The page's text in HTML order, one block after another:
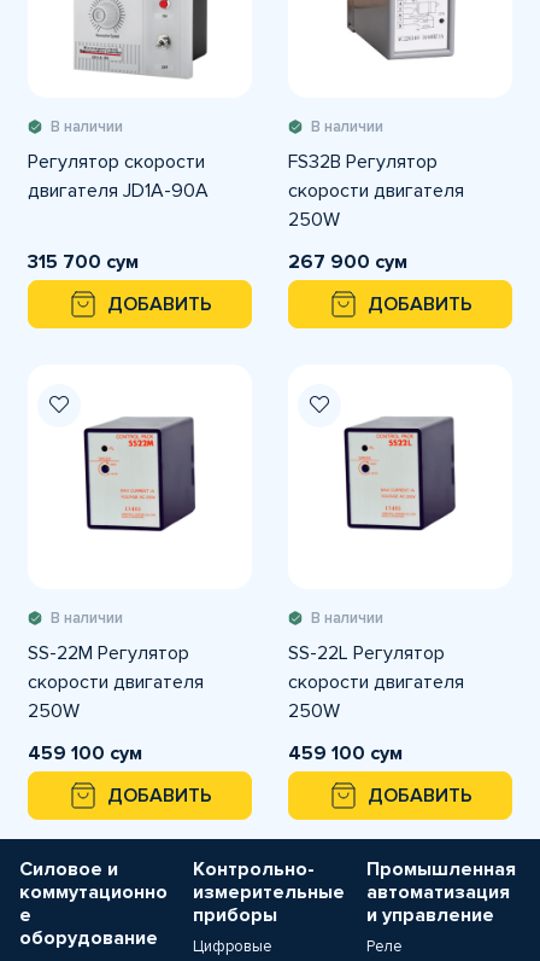
В наличии
Регулятор скорости
двигателя JD1A-90A
315 700 сум
ДОБАВИТЬ
В наличии
FS32B Регулятор
скорости двигателя
250W
267 900 сум
ДОБАВИТЬ
В наличии
SS-22M Регулятор
скорости двигателя
250W
459 100 сум
ДОБАВИТЬ
В наличии
SS-22L Регулятор
скорости двигателя
250W
459 100 сум
ДОБАВИТЬ
Силовое и
коммутационно
е
оборудование
Контрольно-
измерительные
приборы
Цифровые
Промышленная
автоматизация
и управление
Реле